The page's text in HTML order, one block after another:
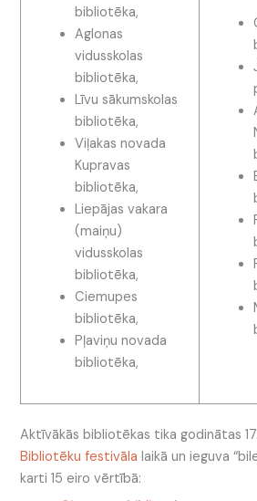
bibliotēka,
Aglonas
vidusskolas
bibliotēka,
Līvu sākumskolas
bibliotēka,
Viļakas novada
Kupravas
bibliotēka,
Liepājas vakara
(maiņu)
vidusskolas
bibliotēka,
Ciemupes
bibliotēka,
Pļaviņu novada
bibliotēka,
Aktīvākās bibliotēkas tika godinātas
Bibliotēku festivāla laikā un ieguva
karti 15 eiro vērtībā: